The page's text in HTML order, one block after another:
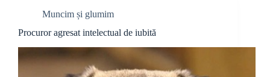
Muncim și glumim
Procuror agresat intelectual de iubită